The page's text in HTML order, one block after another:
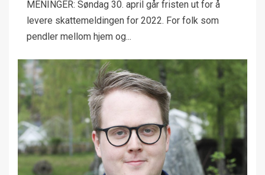
MENINGER: Søndag 30. april går fristen ut for å
levere skattemeldingen for 2022. For folk som
pendler mellom hjem og...